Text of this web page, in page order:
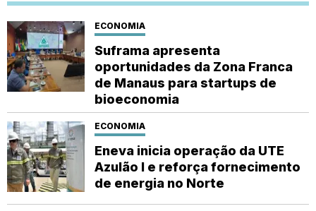
ECONOMIA
Suframa apresenta
oportunidades da Zona Franca
de Manaus para startups de
bioeconomia
ECONOMIA
Eneva inicia operação da UTE
Azulão I e reforça fornecimento
de energia no Norte